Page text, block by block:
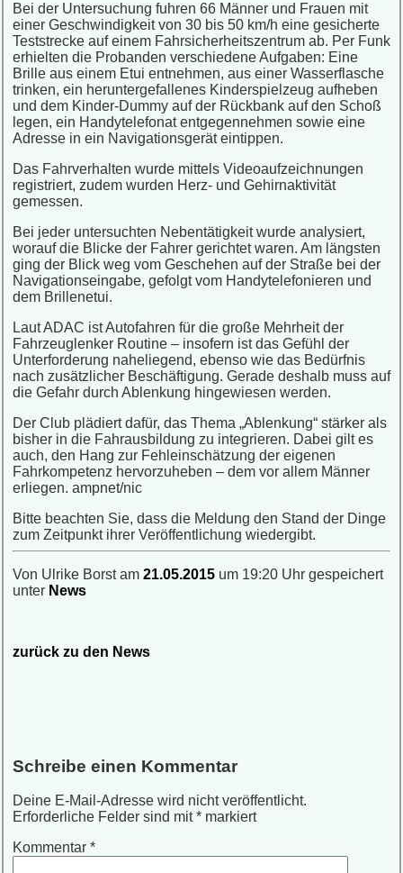
Bei der Untersuchung fuhren 66 Männer und Frauen mit
einer Geschwindigkeit von 30 bis 50 km/h eine gesicherte
Teststrecke auf einem Fahrsicherheitszentrum ab. Per Funk
erhielten die Probanden verschiedene Aufgaben: Eine
Brille aus einem Etui entnehmen, aus einer Wasserflasche
trinken, ein heruntergefallenes Kinderspielzeug aufheben
und dem Kinder-Dummy auf der Rückbank auf den Schoß
legen, ein Handytelefonat entgegennehmen sowie eine
Adresse in ein Navigationsgerät eintippen.
Das Fahrverhalten wurde mittels Videoaufzeichnungen
registriert, zudem wurden Herz- und Gehirnaktivität
gemessen.
Bei jeder untersuchten Nebentätigkeit wurde analysiert,
worauf die Blicke der Fahrer gerichtet waren. Am längsten
ging der Blick weg vom Geschehen auf der Straße bei der
Navigationseingabe, gefolgt vom Handytelefonieren und
dem Brillenetui.
Laut ADAC ist Autofahren für die große Mehrheit der
Fahrzeuglenker Routine – insofern ist das Gefühl der
Unterforderung naheliegend, ebenso wie das Bedürfnis
nach zusätzlicher Beschäftigung. Gerade deshalb muss auf
die Gefahr durch Ablenkung hingewiesen werden.
Der Club plädiert dafür, das Thema „Ablenkung“ stärker als
bisher in die Fahrausbildung zu integrieren. Dabei gilt es
auch, den Hang zur Fehleinschätzung der eigenen
Fahrkompetenz hervorzuheben – dem vor allem Männer
erliegen. ampnet/nic
Bitte beachten Sie, dass die Meldung den Stand der Dinge
zum Zeitpunkt ihrer Veröffentlichung wiedergibt.
Von Ulrike Borst am 21.05.2015 um 19:20 Uhr gespeichert
unter News
zurück zu den News
Schreibe einen Kommentar
Deine E-Mail-Adresse wird nicht veröffentlicht.
Erforderliche Felder sind mit* markiert
Kommentar *